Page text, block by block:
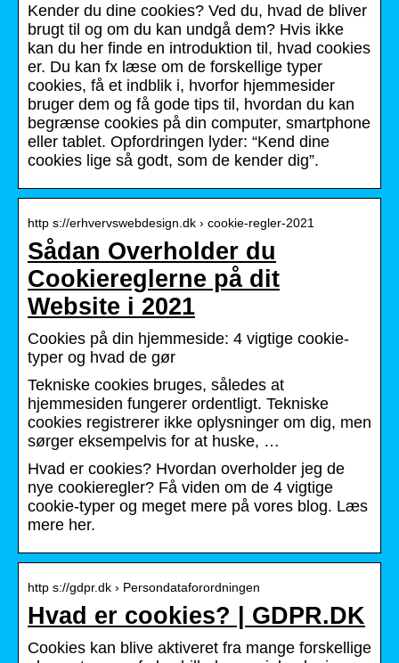
Kender du dine cookies? Ved du, hvad de bliver
brugt til og om du kan undgå dem? Hvis ikke
kan du her finde en introduktion til, hvad cookies
er. Du kan fx læse om de forskellige typer
cookies, få et indblik i, hvorfor hjemmesider
bruger dem og få gode tips til, hvordan du kan
begrænse cookies på din computer, smartphone
eller tablet. Opfordringen lyder: “Kend dine
cookies lige så godt, som de kender dig”.
http s://erhvervswebdesign.dk › cookie-regler-2021
Sådan Overholder du
Cookiereglerne på dit
Website i 2021
Cookies på din hjemmeside: 4 vigtige cookie-
typer og hvad de gør
Tekniske cookies bruges, således at
hjemmesiden fungerer ordentligt. Tekniske
cookies registrerer ikke oplysninger om dig, men
sørger eksempelvis for at huske, …
Hvad er cookies? Hvordan overholder jeg de
nye cookieregler? Få viden om de 4 vigtige
cookie-typer og meget mere på vores blog. Læs
mere her.
http s://gdpr.dk › Persondataforordningen
Hvad er cookies? | GDPR.DK
Cookies kan blive aktiveret fra mange forskellige